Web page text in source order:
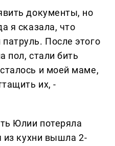
документы, но
я сказала, что
После этого
пол, стали бить
и моей маме,
их, -
Юлии потеряла
из кухни вышла 2-